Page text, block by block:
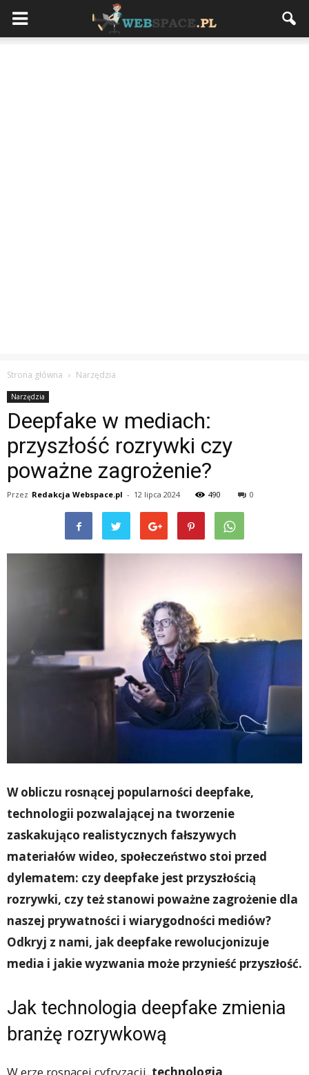
Strona główna Narzędzia
Narzędzia
Deepfake w mediach:
przyszłość rozrywki czy
poważne zagrożenie?
Przez Redakcja Webspace.pl - 12 lipca 2024 490 0
W obliczu rosnącej popularności deepfake,
technologii pozwalającej na tworzenie
zaskakująco realistycznych fałszywych
materiałów wideo, społeczeństwo stoi przed
dylematem: czy deepfake jest przyszłością
rozrywki, czy też stanowi poważne zagrożenie dla
naszej prywatności i wiarygodności mediów?
Odkryj z nami, jak deepfake rewolucjonizuje
media i jakie wyzwania może przynieść przyszłość.
Jak technologia deepfake zmienia
branżę rozrywkową
W erze rosnącej cyfryzacji, technologia